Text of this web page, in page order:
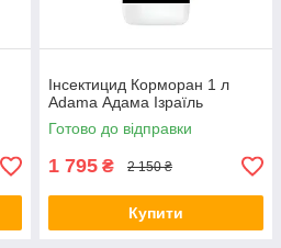
Інсектицид Корморан 1 л
Аdama Адама Ізраїль
Готово до відправки
1 795 ₴ 2 150 ₴
Купити